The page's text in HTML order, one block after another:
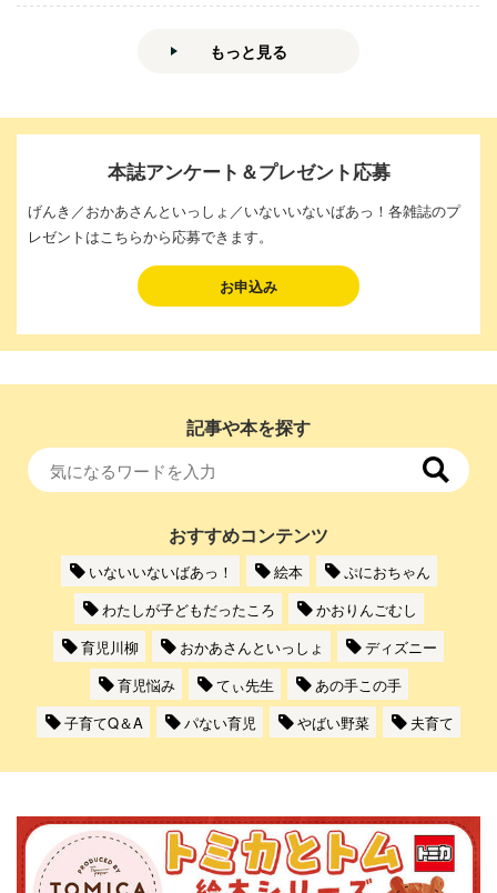
もっと見る
本誌アンケート＆プレゼント応募
げんき／おかあさんといっしょ／いないいないばあっ！各雑誌のプ
レゼントはこちらから応募できます。
お申込み
記事や本を探す
おすすめコンテンツ
いないいないばあっ！ 絵本
ぷにおちゃん
わたしが子どもだったころ
かおりんごむし
育児川柳
おかあさんといっしょ
ディズニー
育児悩み
てぃ先生
あの手この手
子育てQ＆A
パない育児 やばい野菜 夫育て